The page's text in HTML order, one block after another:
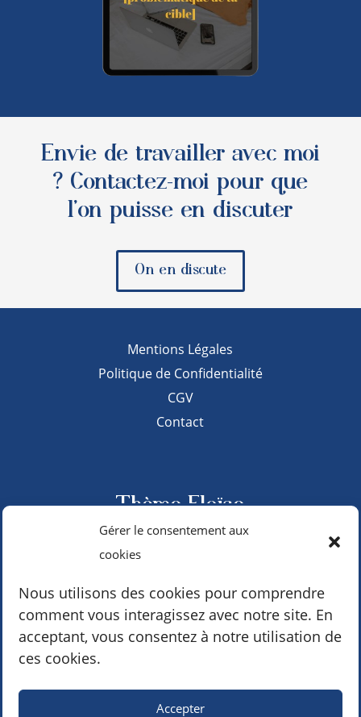
Gérer le consentement aux
cookies
Nous utilisons des cookies pour comprendre
comment vous interagissez avec notre site. En
acceptant, vous consentez à notre utilisation de
ces cookies.
Accepter
Envie de travailler avec moi
? Contactez-moi pour que
l’on puisse en discuter
On en discute
Mentions Légales
Politique de Confidentialité
CGV
Contact
Thème Eloïse
hello@monsite.fr
du lundi au vendredi | 9h – 17h
Suivez-moi sur les réseaux